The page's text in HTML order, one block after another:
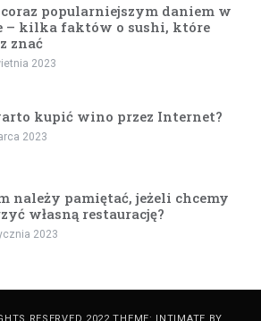
popularniejszym daniem w
– kilka faktów o sushi, które
znać
2023
kupić wino przez Internet?
2023
należy pamiętać, jeżeli chcemy
własną restaurację?
2023
RESERVED 2022 THEME: INTIMATE BY